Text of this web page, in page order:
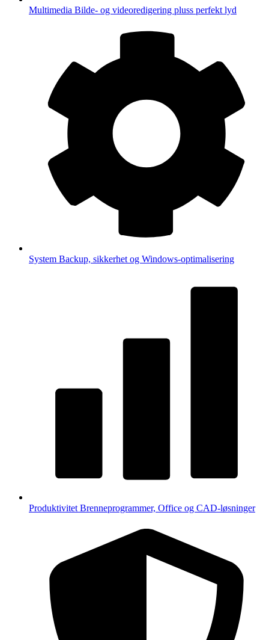
Multimedia Bilde- og videoredigering pluss perfekt lyd
System Backup, sikkerhet og Windows-optimalisering
Produktivitet Brenneprogrammer, Office og CAD-løsninger